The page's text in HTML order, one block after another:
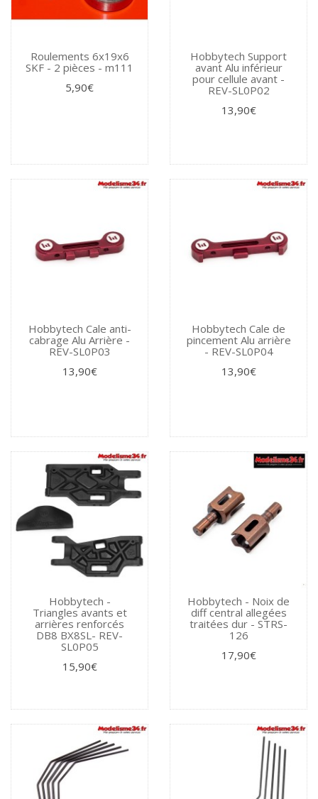
Roulements 6x19x6
SKF - 2 pièces - m111
5,90€
Hobbytech Support
avant Alu inférieur
pour cellule avant -
REV-SL0P02
13,90€
Hobbytech Cale anti-
cabrage Alu Arrière -
REV-SL0P03
13,90€
Hobbytech Cale de
pincement Alu arrière
- REV-SL0P04
13,90€
Hobbytech -
Triangles avants et
arrières renforcés
DB8 BX8SL- REV-
SL0P05
15,90€
Hobbytech - Noix de
diff central allegées
traitées dur - STRS-
126
17,90€